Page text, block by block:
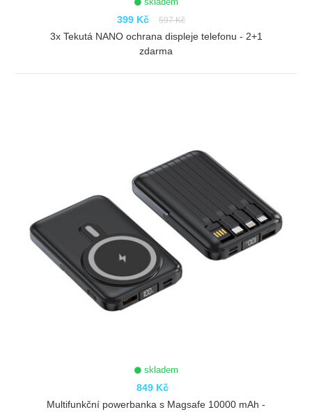
399 Kč 597 Kč
3x Tekutá NANO ochrana displeje telefonu - 2+1
zdarma
skladem
849 Kč
Multifunkční powerbanka s Magsafe 10000 mAh -